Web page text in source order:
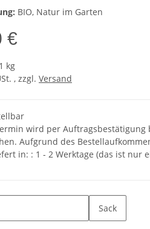
BIO, Natur im Garten
€
kg
, zzgl. Versand
wird per Auftragsbestätigung
Aufgrund des
in: : 1 - 2 Werktage (das ist nur
Sack